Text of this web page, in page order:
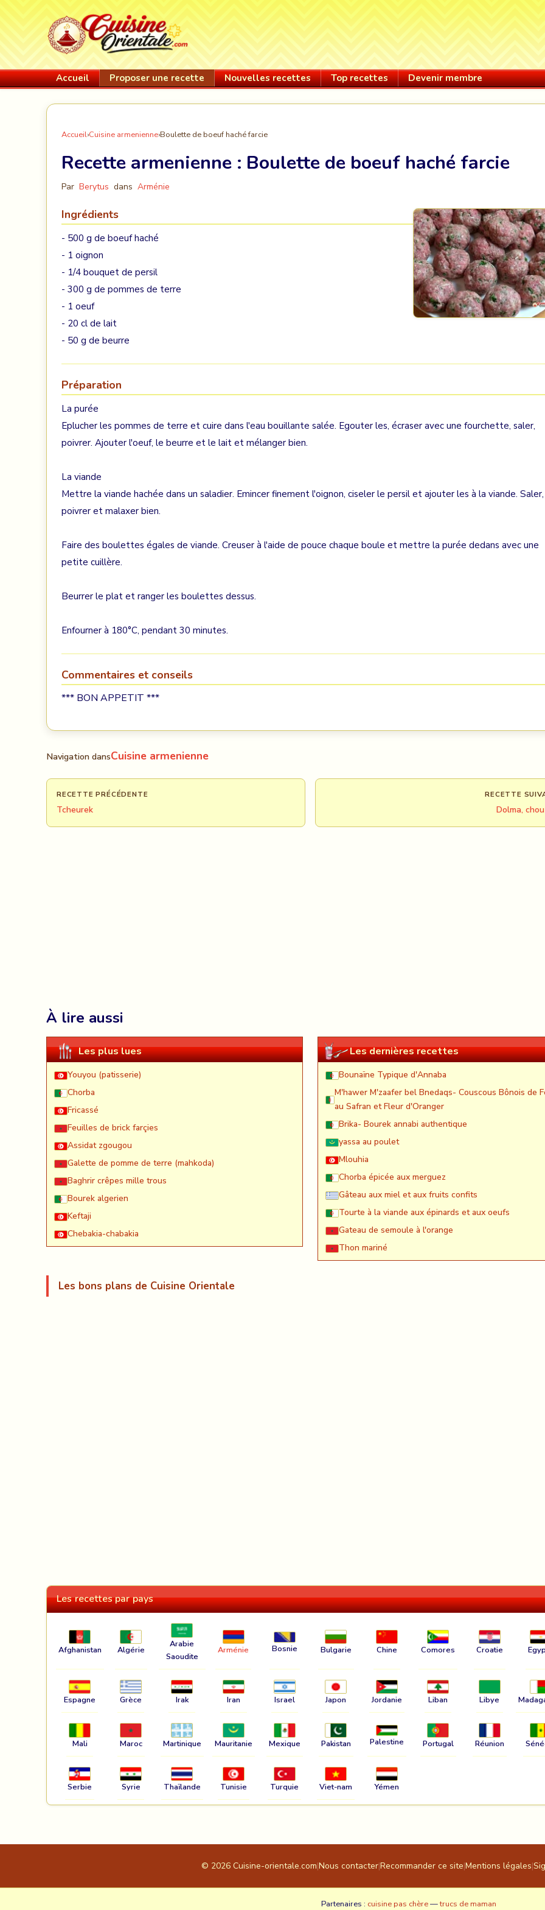
Accueil Proposer une recette Nouvelles recettes Top recettes Devenir membre
Accueil›Cuisine armenienne›Boulette de boeuf haché farcie
Recette armenienne : Boulette de boeuf haché farcie
Par Berytus dans Arménie
Ingrédients
- 500 g de boeuf haché
- 1 oignon
- 1/4 bouquet de persil
- 300 g de pommes de terre
- 1 oeuf
- 20 cl de lait
- 50 g de beurre
Préparation
La purée
Eplucher les pommes de terre et cuire dans l'eau bouillante salée. Egouter les, écraser avec une fourchette, saler,
poivrer. Ajouter l'oeuf, le beurre et le lait et mélanger bien.
La viande
Mettre la viande hachée dans un saladier. Emincer finement l'oignon, ciseler le persil et ajouter les à la viande. Saler,
poivrer et malaxer bien.
Faire des boulettes égales de viande. Creuser à l'aide de pouce chaque boule et mettre la purée dedans avec une
petite cuillère.
Beurrer le plat et ranger les boulettes dessus.
Enfourner à 180°C, pendant 30 minutes.
Commentaires et conseils
*** BON APPETIT ***
Navigation dansCuisine armenienne
RECETTE PRÉCÉDENTE
Tcheurek
RECETTE
Dolma,
À lire aussi
Les plus lues
Youyou (patisserie)
Chorba
Fricassé
Feuilles de brick farçies
Assidat zgougou
Galette de pomme de terre (mahkoda)
Baghrir crêpes mille trous
Bourek algerien
Keftaji
Chebakia-chabakia
Les dernières recettes
Bounaïne Typique d'Annaba
M'hawer M'zaafer bel Bnedaqs- Couscous Bônois de
au Safran et Fleur d'Oranger
Brika- Bourek annabi authentique
yassa au poulet
Mlouhia
Chorba épicée aux merguez
Gâteau aux miel et aux fruits confits
Tourte à la viande aux épinards et aux oeufs
Gateau de semoule à l'orange
Thon mariné
Les bons plans de Cuisine Orientale
Les recettes par pays
Afghanistan Algérie
Arabie
Saoudite
Arménie Bosnie Bulgarie Chine Comores Croatie
Espagne Grèce Irak Iran Israel Japon Jordanie Liban Libye
Mali Maroc Martinique Mauritanie Mexique Pakistan Palestine Portugal Réunion
Serbie Syrie Thaïlande Tunisie Turquie Viet-nam Yémen
© 2026 Cuisine-orientale.com|Nous contacter|Recommander ce site|Mentions légales|
Partenaires : cuisine pas chère—trucs de maman